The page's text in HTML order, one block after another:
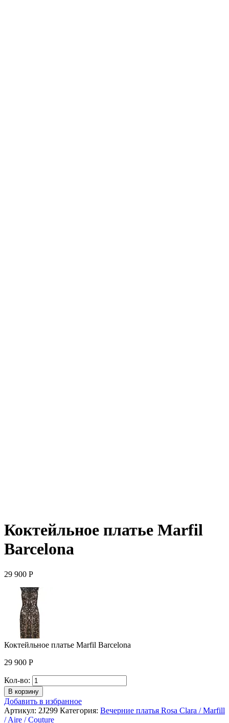
Коктейльное платье Marfil
Barcelona
29 900 Р
Коктейльное платье Marfil Barcelona
29 900 Р
Кол-во: Количество
Коктейльное
платье
Marfil
Barcelona
В корзину
Добавить в избранное
Артикул: 2J299 Категория: Вечерние платья Rosa Clara / Marfill
/ Aire / Couture